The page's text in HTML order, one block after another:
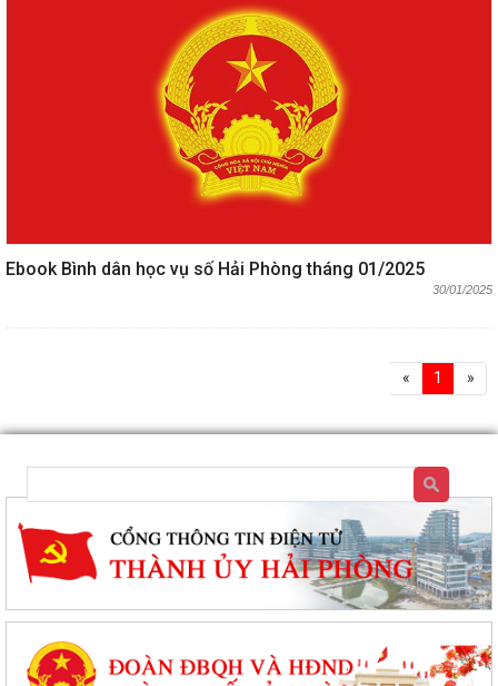
Ebook Bình dân học vụ số Hải Phòng tháng 01/2025
30/01/2025
« 1 »